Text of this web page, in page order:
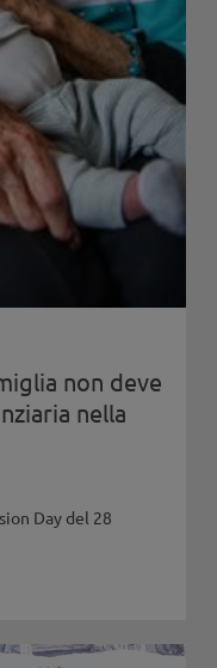
non deve
nella
Day del 28